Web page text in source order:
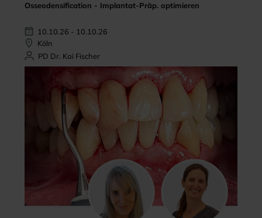
Osseodensification - Implantat-Präp. optimieren
10.10.26 - 10.10.26
Köln
PD Dr. Kai Fischer